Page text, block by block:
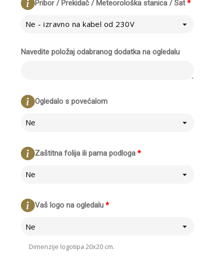
*
Pribor / Prekidač / Meteorološka stanica / Sat
Ne - izravno na kabel od 230V
Navedite položaj odabranog dodatka na ogledalu
Ogledalo s povećalom
Ne
*
Zaštitna folija ili parna podloga
Ne
*
Vaš logo na ogledalu
Ne
Dimenzije logotipa 20x20 cm.